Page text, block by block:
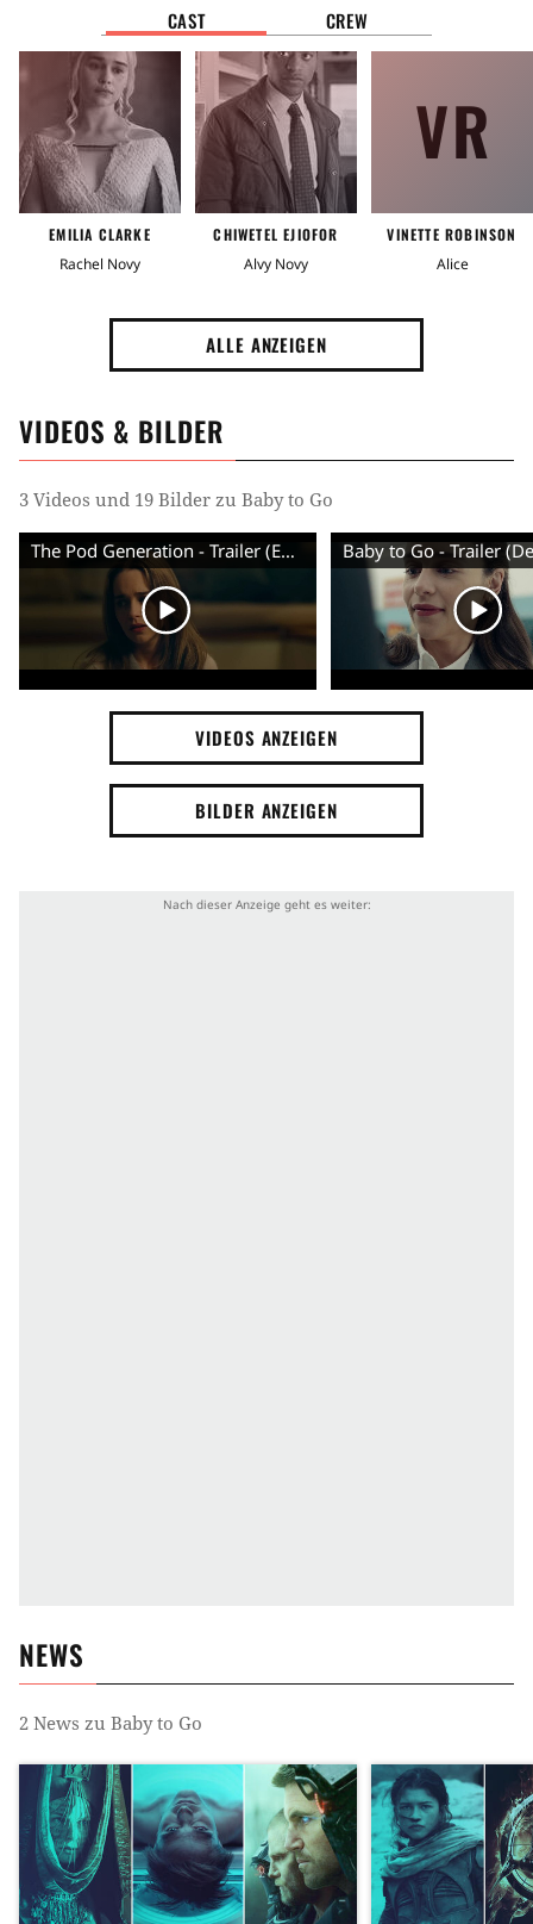
Zukunft
Ort
New York City
Zielgruppe
Pärchenfilm
Witzig Romantisch
Schwangerschaft Technologie
Kinderwunsch Geräte und Technik
Künstliche Intelligenz Liebespaar Fortschritt
New Yorker Plan Kind Technik
Schwangerschaft und Geburt
CAST CREW
EMILIA CLARKE
Rachel Novy
CHIWETEL EJIOFOR
Alvy Novy
VR
VINETTE ROBINSON
Alice
ALLE ANZEIGEN
VIDEOS & BILDER
3 Videos und 19 Bilder zu Baby to Go
The Pod Generation - Trailer (English) HD Baby to Go - Trailer
VIDEOS ANZEIGEN
BILDER ANZEIGEN
NEWS
2 News zu Baby to Go